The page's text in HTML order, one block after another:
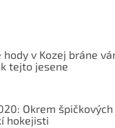
v
k
v
ý
hody v Kozej bráne
tejto jesene
Okrem
hokejisti